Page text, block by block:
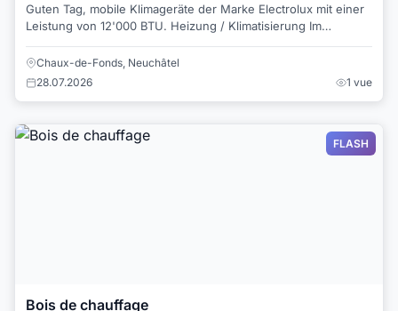
Guten Tag, mobile Klimageräte der Marke Electrolux mit einer
Leistung von 12'000 BTU. Heizung / Klimatisierung Im
Chaux-de-Fonds, Neuchâtel
28.07.2026
1 vue
FLASH
Bois de chauffage